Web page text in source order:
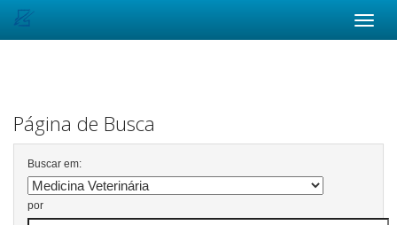
Página de Busca
Buscar em:
por